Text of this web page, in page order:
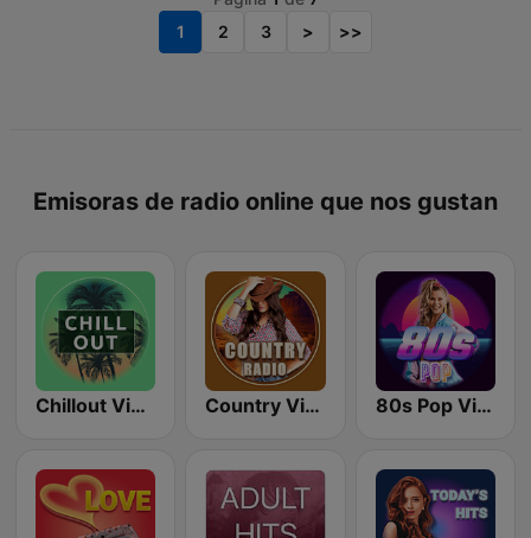
1
2 3 > >>
Emisoras de radio online que nos gustan
Chillout Vibes Country Vibes 80s Pop Vibes